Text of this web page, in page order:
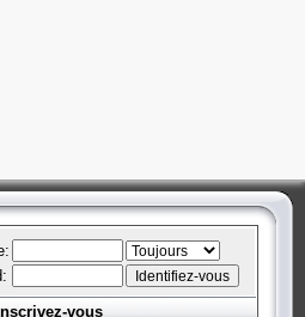
Inscrivez-vous